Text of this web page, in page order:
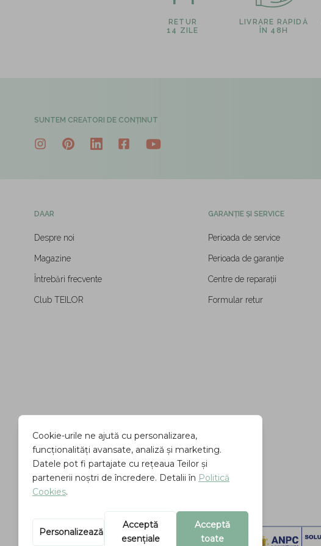
RETUR
14 ZILE
LIVRARE RAPIDĂ
ÎN 48H
SUNTEM CREATORI DE CONȚINUT
DAAR
Despre noi
Magazine
Întrebări frecvente
Club TEILOR
GARANȚIE ȘI SERVICE
Perioada de service
Perioada de garanție
Centre de reparații
Formular retur